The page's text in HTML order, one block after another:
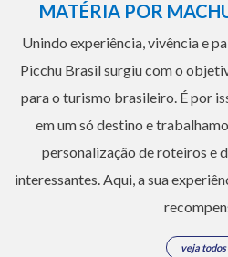
MATÉRIA POR
Unindo experiência, vivência e
Picchu Brasil surgiu com o
para o turismo brasileiro. É por
em um só destino e
personalização de roteiros e
interessantes. Aqui, a sua
veja todos